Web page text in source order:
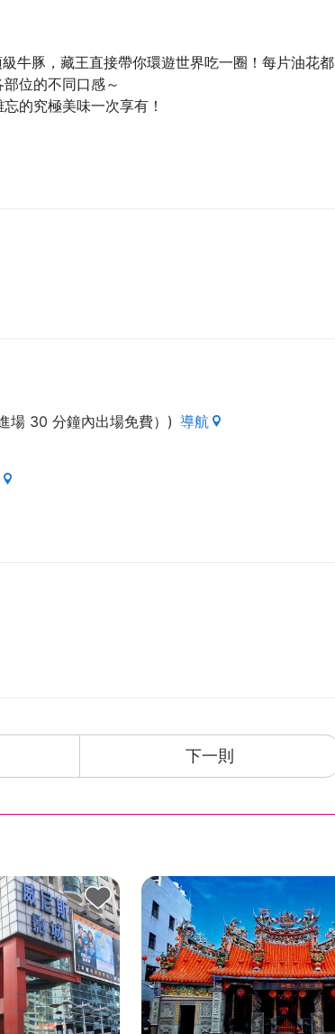
牛豚，藏王直接帶你環遊世界吃一圈！每片油花都
位的不同口感～
的究極美味一次享有！
場 30 分鐘內出場免費）) 導航
下一則